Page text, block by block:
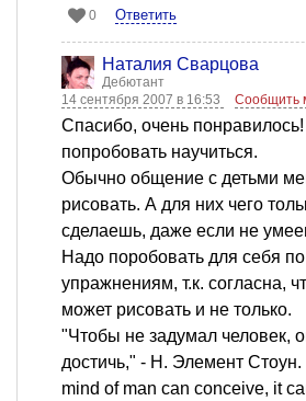
0 Ответить
Наталия Сварцова
Дебютант
14 сентября 2007 в 16:53
Сообщить
Спасибо, очень
попробовать научиться.
Обычно общение с детьми
рисовать. А для них чего
сделаешь, даже если не
Надо поробовать для себя
упражнениям, т.к. согласна,
может рисовать и не только.
"Чтобы не задумал человек,
достичь," - Н. Элемент
mind of man can conceive, it